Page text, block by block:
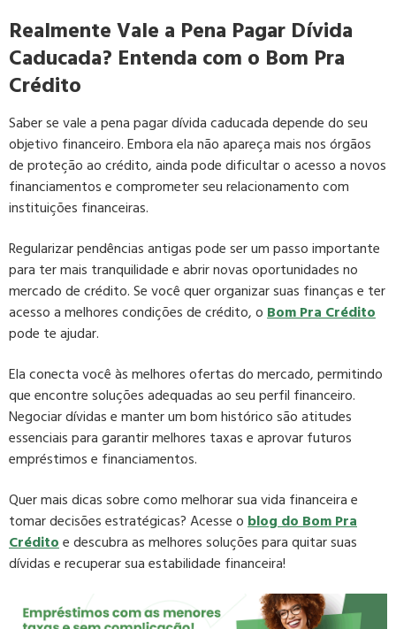
Realmente Vale a Pena Pagar Dívida
Caducada? Entenda com o Bom Pra
Crédito
Saber se vale a pena pagar dívida caducada depende do seu
objetivo financeiro. Embora ela não apareça mais nos órgãos
de proteção ao crédito, ainda pode dificultar o acesso a novos
financiamentos e comprometer seu relacionamento com
instituições financeiras.
Regularizar pendências antigas pode ser um passo importante
para ter mais tranquilidade e abrir novas oportunidades no
mercado de crédito. Se você quer organizar suas finanças e ter
acesso a melhores condições de crédito, oBom Pra Crédito
pode te ajudar.
Ela conecta você às melhores ofertas do mercado, permitindo
que encontre soluções adequadas ao seu perfil financeiro.
Negociar dívidas e manter um bom histórico são atitudes
essenciais para garantir melhores taxas e aprovar futuros
empréstimos e financiamentos.
Quer mais dicas sobre como melhorar sua vida financeira e
tomar decisões estratégicas? Acesse oblog do Bom Pra
Créditoe descubra as melhores soluções para quitar suas
dívidas e recuperar sua estabilidade financeira!